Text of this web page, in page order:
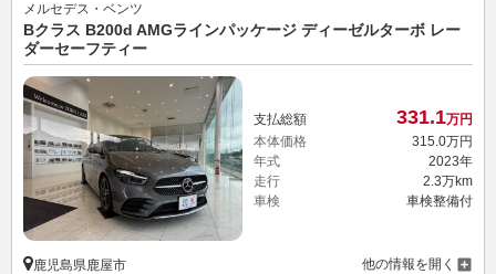
メルセデス・ベンツ
Bクラス B200d AMGラインパッケージ ディーゼルターボ レー
ダーセーフティー
支払総額 331.1万円
本体価格
315.0万円
年式
2023年
走行
2.3万km
車検
車検整備付
鹿児島県鹿屋市 他の情報を開く